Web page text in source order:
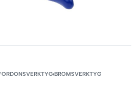
›BROMSVERKTYG